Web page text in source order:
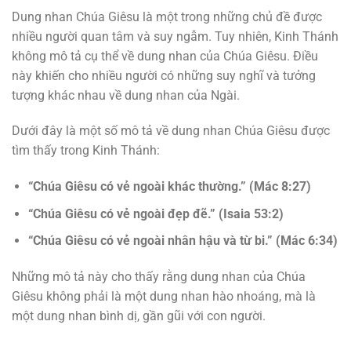
Dung nhan Chúa Giêsu là một trong những chủ đề được
nhiều người quan tâm và suy ngẫm. Tuy nhiên, Kinh Thánh
không mô tả cụ thể về dung nhan của Chúa Giêsu. Điều
này khiến cho nhiều người có những suy nghĩ và tưởng
tượng khác nhau về dung nhan của Ngài.
Dưới đây là một số mô tả về dung nhan Chúa Giêsu được
tìm thấy trong Kinh Thánh:
“Chúa Giêsu có vẻ ngoài khác thường.” (Mác 8:27)
“Chúa Giêsu có vẻ ngoài đẹp đẽ.” (Isaia 53:2)
“Chúa Giêsu có vẻ ngoài nhân hậu và từ bi.” (Mác 6:34)
Những mô tả này cho thấy rằng dung nhan của Chúa
Giêsu không phải là một dung nhan hào nhoáng, mà là
một dung nhan bình dị, gần gũi với con người.